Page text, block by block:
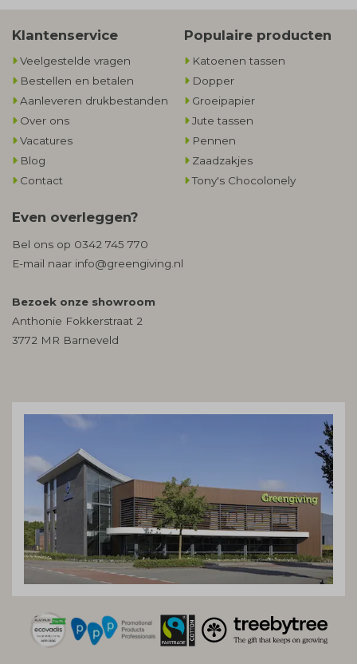
Klantenservice
Veelgestelde vragen
Bestellen en betalen
Aanleveren drukbestanden
Over ons
Vacatures
Blog
Contact
Populaire producten
Katoenen tassen
Dopper
Groeipapier
Jute tassen
Pennen
Zaadzakjes
Tony's Chocolonely
Even overleggen?
Bel ons op 0342 745 770
E-mail naar info@greengiving.nl
Bezoek onze showroom
Anthonie Fokkerstraat 2
3772 MR Barneveld